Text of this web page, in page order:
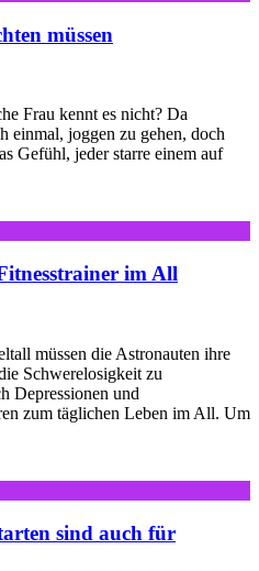
müssen
Frau kennt es nicht? Da
einmal, joggen zu gehen, doch
Gefühl, jeder starre einem auf
im All
müssen die Astronauten ihre
Schwerelosigkeit zu
Depressionen und
zum täglichen Leben im All. Um
sind auch für